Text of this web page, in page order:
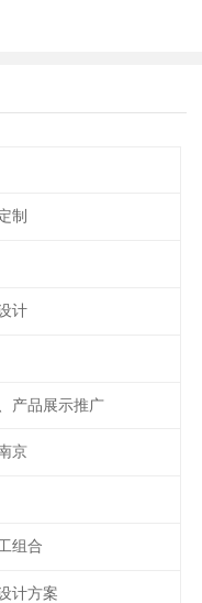
制
计
产品展示推广
京
组合
计方案